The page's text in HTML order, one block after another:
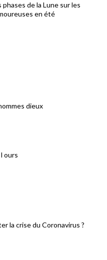
de la Lune sur les
en été
dieux
ours
la crise du Coronavirus ?